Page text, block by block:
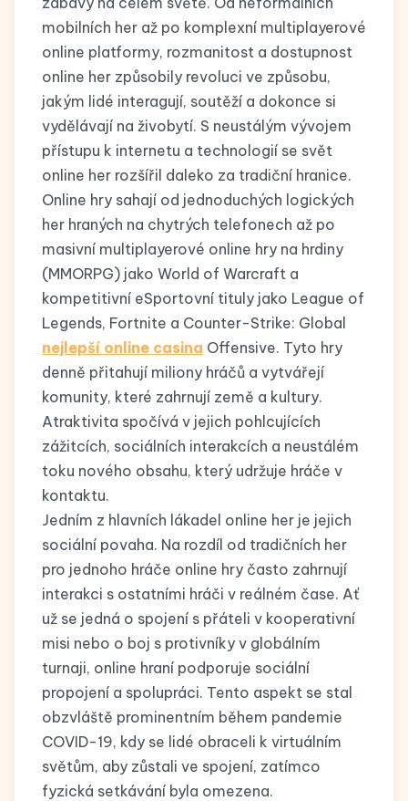
mobilních her až po komplexní multiplayerové
online platformy, rozmanitost a dostupnost
online her způsobily revoluci ve způsobu,
jakým lidé interagují, soutěží a dokonce si
vydělávají na živobytí. S neustálým vývojem
přístupu k internetu a technologií se svět
online her rozšířil daleko za tradiční hranice.
Online hry sahají od jednoduchých logických
her hraných na chytrých telefonech až po
masivní multiplayerové online hry na hrdiny
(MMORPG) jako World of Warcraft a
kompetitivní eSportovní tituly jako League of
Legends, Fortnite a Counter-Strike: Global
nejlepší online casina Offensive. Tyto hry
denně přitahují miliony hráčů a vytvářejí
komunity, které zahrnují země a kultury.
Atraktivita spočívá v jejich pohlcujících
zážitcích, sociálních interakcích a neustálém
toku nového obsahu, který udržuje hráče v
kontaktu.
Jedním z hlavních lákadel online her je jejich
sociální povaha. Na rozdíl od tradičních her
pro jednoho hráče online hry často zahrnují
interakci s ostatními hráči v reálném čase. Ať
už se jedná o spojení s přáteli v kooperativní
misi nebo o boj s protivníky v globálním
turnaji, online hraní podporuje sociální
propojení a spolupráci. Tento aspekt se stal
obzvláště prominentním během pandemie
COVID-19, kdy se lidé obraceli k virtuálním
světům, aby zůstali ve spojení, zatímco
fyzická setkávání byla omezena.